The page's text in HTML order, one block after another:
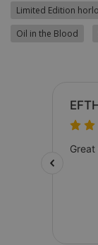
Limited Edition
Oil in the Blood